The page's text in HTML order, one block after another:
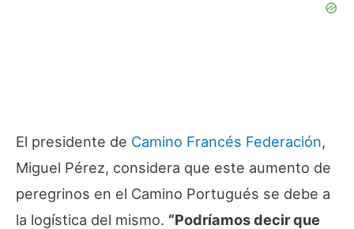
El presidente de Camino Francés Federación,
Miguel Pérez, considera que este aumento de
peregrinos en el Camino Portugués se debe a
la logística del mismo. “Podríamos decir que